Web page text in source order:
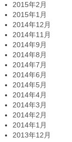
2015年2月
2015年1月
2014年12月
2014年11月
2014年9月
2014年8月
2014年7月
2014年6月
2014年5月
2014年4月
2014年3月
2014年2月
2014年1月
2013年12月